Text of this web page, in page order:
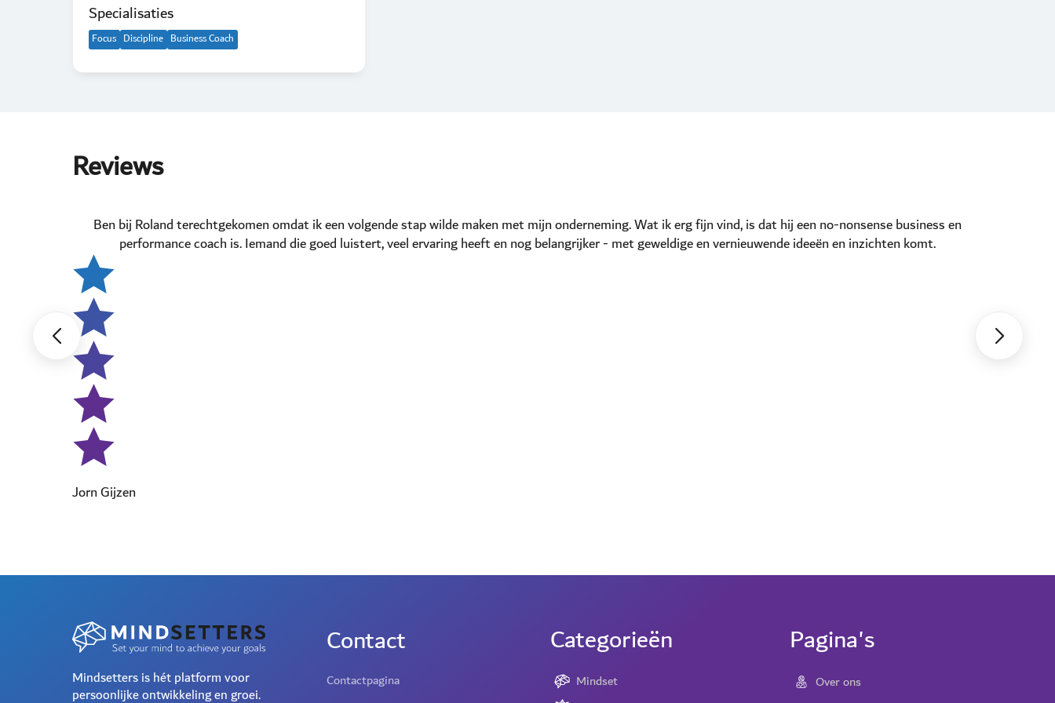
Specialisaties
Focus Discipline Business Coach
Reviews
Ben bij Roland terechtgekomen omdat ik een volgende stap wilde maken met mijn onderneming. Wat ik erg fijn vind, is dat hij een no-nonsense business en
performance coach is. Iemand die goed luistert, veel ervaring heeft en nog belangrijker - met geweldige en vernieuwende ideeën en inzichten komt.
Jorn Gijzen
Mindsetters is hét platform voor
persoonlijke ontwikkeling en groei.
Contact
Contactpagina
Categorieën
Mindset
Pagina's
Over ons